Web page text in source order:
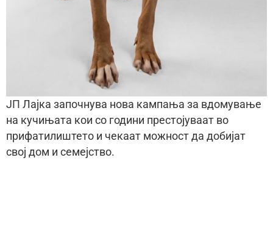
ЈП Лајка започнува нова кампања за вдомување
на кучињата кои со години престојуваат во
прифатилиштето и чекаат можност да добијат
свој дом и семејство.